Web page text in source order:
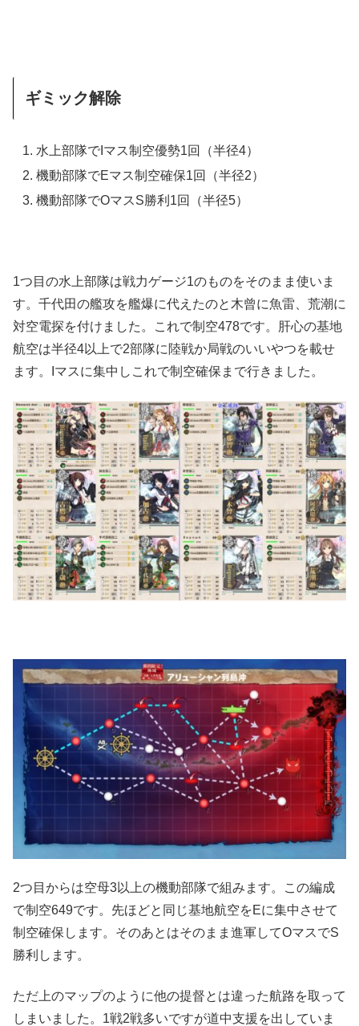
ギミック解除
水上部隊でIマス制空優勢1回（半径4）
機動部隊でEマス制空確保1回（半径2）
機動部隊でOマスS勝利1回（半径5）
1つ目の水上部隊は戦力ゲージ1のものをそのまま使いま
す。千代田の艦攻を艦爆に代えたのと木曾に魚雷、荒潮に
対空電探を付けました。これで制空478です。肝心の基地
航空は半径4以上で2部隊に陸戦か局戦のいいやつを載せ
ます。Iマスに集中しこれで制空確保まで行きました。
2つ目からは空母3以上の機動部隊で組みます。この編成
で制空649です。先ほどと同じ基地航空をEに集中させて
制空確保します。そのあとはそのまま進軍してOマスでS
勝利します。
ただ上のマップのように他の提督とは違った航路を取って
しまいました。1戦2戦多いですが道中支援を出していま